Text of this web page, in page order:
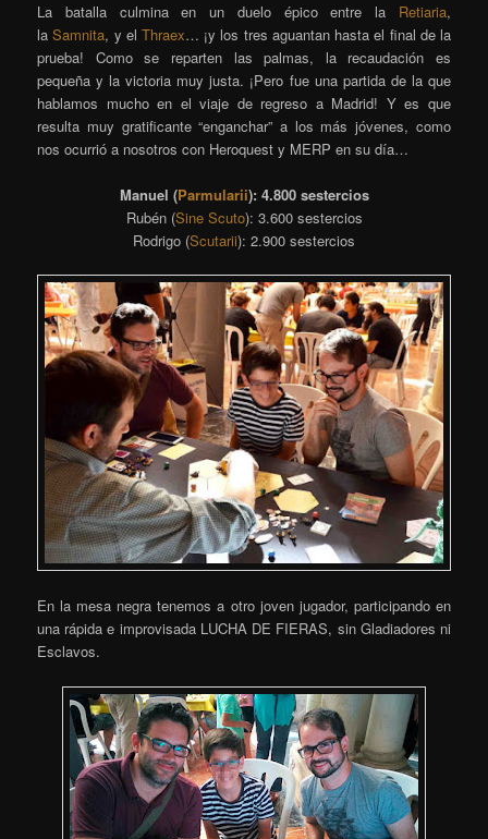
La batalla culmina en un duelo épico entre la Retiaria,
laSamnita, y el Thraex… ¡y los tres aguantan hasta el final de la
prueba! Como se reparten las palmas, la recaudación es
pequeña y la victoria muy justa. ¡Pero fue una partida de la que
hablamos mucho en el viaje de regreso a Madrid! Y es que
resulta muy gratificante “enganchar” a los más jóvenes, como
nos ocurrió a nosotros con Heroquest y MERP en su día…
Manuel (Parmularii): 4.800 sestercios
Rubén (Sine Scuto): 3.600 sestercios
Rodrigo (Scutarii): 2.900 sestercios
En la mesa negra tenemos a otro joven jugador, participando en
una rápida e improvisada LUCHA DE FIERAS, sin Gladiadores ni
Esclavos.